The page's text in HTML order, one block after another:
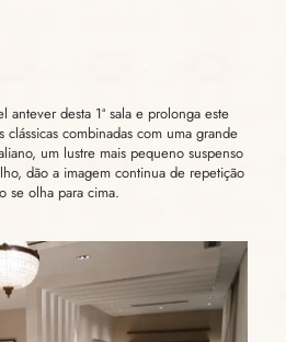
antever desta 1ª sala e prolonga este
clássicas combinadas com uma grande
um lustre mais pequeno suspenso
dão a imagem continua de repetição
se olha para cima.